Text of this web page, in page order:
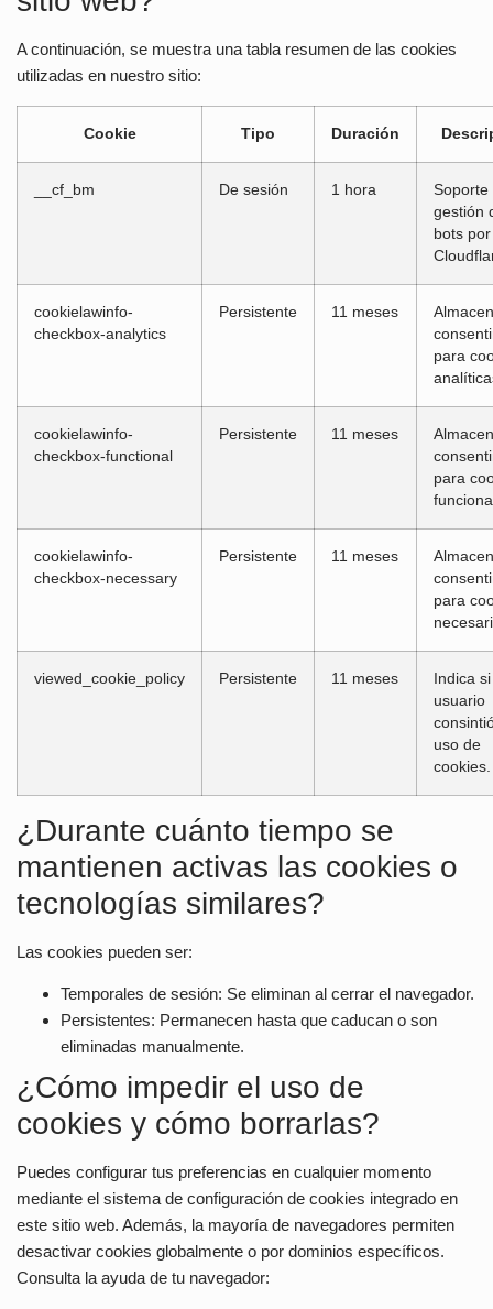
A continuación, se muestra una tabla resumen de las cookies
utilizadas en nuestro sitio:
Cookie Tipo Duración
__cf_bm De sesión 1 hora
Soporte
gestión
bots por
cookielawinfo-
checkbox-analytics
Persistente 11 meses
para
cookielawinfo-
checkbox-functional
Persistente 11 meses
para
cookielawinfo-
checkbox-necessary
Persistente 11 meses
para
viewed_cookie_policy Persistente 11 meses
Indica
usuario
uso de
cookies.
¿Durante cuánto tiempo se
mantienen activas las cookies o
tecnologías similares?
Las cookies pueden ser:
Temporales de sesión: Se eliminan al cerrar el navegador.
Persistentes: Permanecen hasta que caducan o son
eliminadas manualmente.
¿Cómo impedir el uso de
cookies y cómo borrarlas?
Puedes configurar tus preferencias en cualquier momento
mediante el sistema de configuración de cookies integrado en
este sitio web. Además, la mayoría de navegadores permiten
desactivar cookies globalmente o por dominios específicos.
Consulta la ayuda de tu navegador: